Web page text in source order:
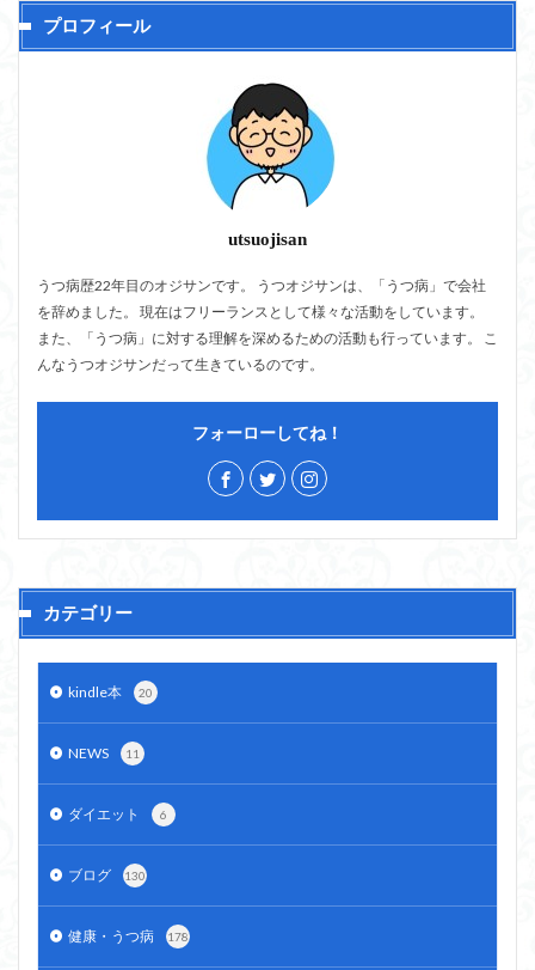
プロフィール
utsuojisan
うつ病歴22年目のオジサンです。 うつオジサンは、「うつ病」で会社
を辞めました。 現在はフリーランスとして様々な活動をしています。
また、「うつ病」に対する理解を深めるための活動も行っています。 こ
んなうつオジサンだって生きているのです。
フォーローしてね！
カテゴリー
kindle本 20
NEWS 11
ダイエット 6
ブログ 130
健康・うつ病 178